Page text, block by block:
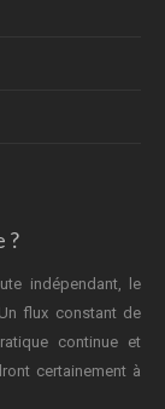
?
indépendant, le
flux constant de
continue et
certainement à